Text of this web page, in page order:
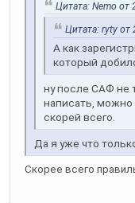
Цитата: Nemo от
Цитата: ryty от
А как
который
ну после САФ не
написать, можно
скорей всего.
Да я уже что
Скорее всего